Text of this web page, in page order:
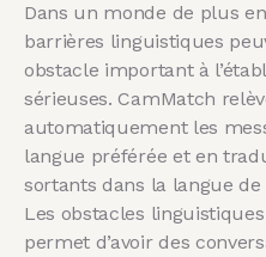
Dans un monde de plus
barrières linguistiques
obstacle important à
sérieuses. CamMatch
automatiquement les
langue préférée et en
sortants dans la langue
Les obstacles
permet d’avoir des